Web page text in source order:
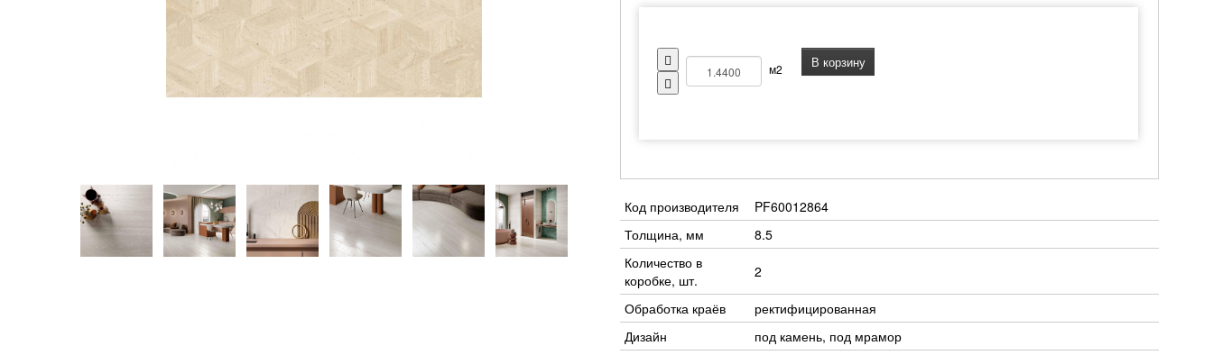
м2 В корзину
Код производителя
PF60012864
Толщина, мм
8.5
Количество в
коробке, шт.
2
Обработка краёв
ректифицированная
Дизайн
под камень, под мрамор